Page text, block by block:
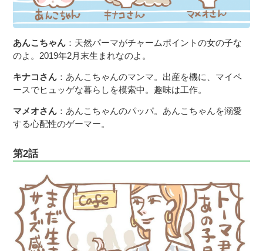
あんこちゃん ：天然パーマがチャームポイントの女の子な
のよ。2019年2月末生まれなのよ。
キナコさん ：あんこちゃんのマンマ。出産を機に、マイペ
ースでヒュッゲな暮らしを模索中。趣味は工作。
マメオさん ：あんこちゃんのパッパ。あんこちゃんを溺愛
する心配性のゲーマー。
第2話